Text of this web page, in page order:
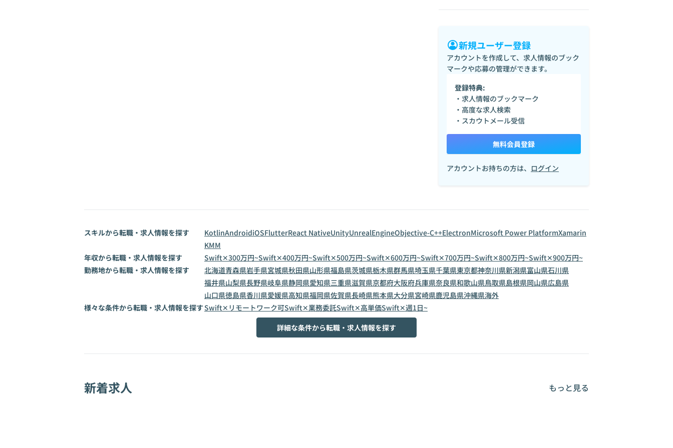
新規ユーザー登録
アカウントを作成して、求人情報のブック
マークや応募の管理ができます。
登録特典:
・求人情報のブックマーク
・高度な求人検索
・スカウトメール受信
無料会員登録
アカウントお持ちの方は、 ログイン
スキルから転職・求人情報を探す KotlinAndroidiOSFlutterReact NativeUnityUnrealEngineObjective-C++ElectronMicrosoft Power PlatformXamarin
KMM
年収から転職・求人情報を探す
Swift✕300万円~Swift✕400万円~Swift✕500万円~Swift✕600万円~Swift✕700万円~Swift✕800万円~Swift✕900万円~
勤務地から転職・求人情報を探す
北海道青森県岩手県宮城県秋田県山形県福島県茨城県栃木県群馬県埼玉県千葉県東京都神奈川県新潟県富山県石川県
福井県山梨県長野県岐阜県静岡県愛知県三重県滋賀県京都府大阪府兵庫県奈良県和歌山県鳥取県島根県岡山県広島県
山口県徳島県香川県愛媛県高知県福岡県佐賀県長崎県熊本県大分県宮崎県鹿児島県沖縄県海外
様々な条件から転職・求人情報を探すSwift✕リモートワーク可Swift✕業務委託Swift✕高単価Swift✕週1日~
詳細な条件から転職・求人情報を探す
新着求人 もっと見る